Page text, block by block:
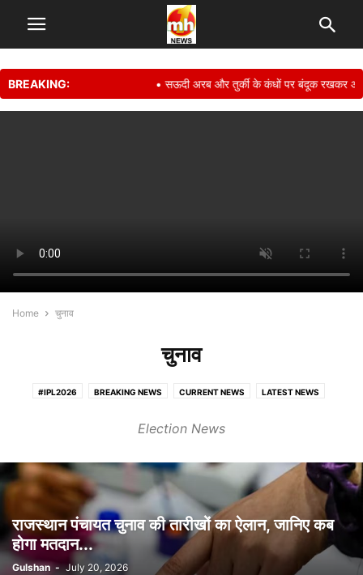
BREAKING: • सऊदी अरब और तुर्की के कंधों पर बंदूक रखकर अपनी
Home चुनाव
चुनाव
#IPL2026 BREAKING NEWS CURRENT NEWS LATEST NEWS
राज्य राष्ट्रीय व्यापार
Election News
राजस्थान पंचायत चुनाव की तारीखों का ऐलान, जानिए कब
होगा मतदान...
Gulshan - July 20, 2026